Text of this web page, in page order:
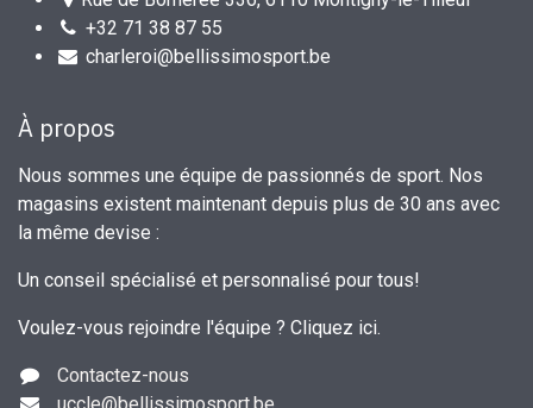
+32 71 38 87 55
charleroi@bellissimosport.be
À propos
Nous sommes une équipe de passionnés de sport. Nos
magasins existent maintenant depuis plus de 30 ans avec
la même devise :
Un conseil spécialisé et personnalisé pour tous!
Voulez-vous rejoindre l'équipe ? Cliquez ici.
Contactez-nous